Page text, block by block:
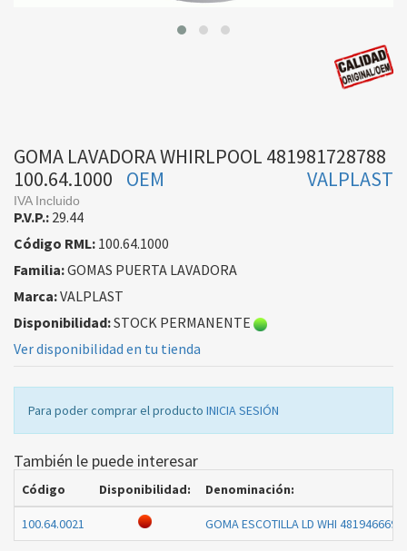
GOMA LAVADORA WHIRLPOOL 481981728788
100.64.1000
VALPLAST
OEM
IVA Incluido
P.V.P.: 29.44
Código RML: 100.64.1000
Familia:GOMAS PUERTA LAVADORA
Marca:VALPLAST
Disponibilidad:STOCK PERMANENTE
Ver disponibilidad en tu tienda
Para poder comprar el producto INICIA SESIÓN
También le puede interesar
Código Disponibilidad: Denominación:
100.64.0021 GOMA ESCOTILLA LD WHI